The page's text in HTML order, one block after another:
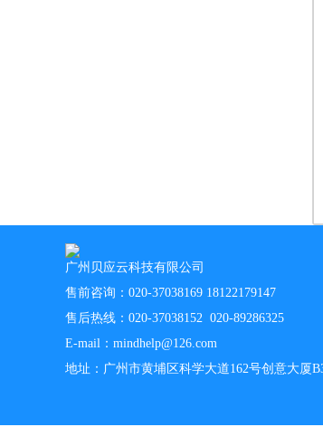
广州贝应云科技有限公司
售前咨询：020-37038169 18122179147
售后热线：020-37038152 020-89286325
E-mail：mindhelp@126.com
地址：广州市黄埔区科学大道162号创意大厦